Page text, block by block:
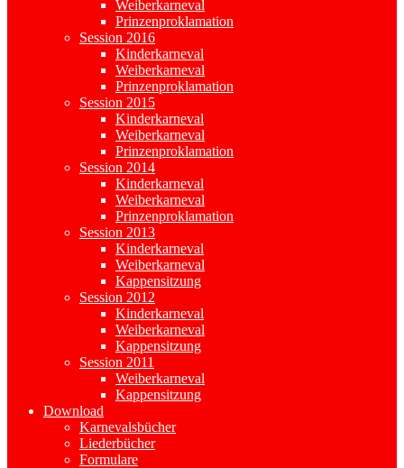
Weiberkarneval
Prinzenproklamation
Session 2016
Kinderkarneval
Weiberkarneval
Prinzenproklamation
Session 2015
Kinderkarneval
Weiberkarneval
Prinzenproklamation
Session 2014
Kinderkarneval
Weiberkarneval
Prinzenproklamation
Session 2013
Kinderkarneval
Weiberkarneval
Kappensitzung
Session 2012
Kinderkarneval
Weiberkarneval
Kappensitzung
Session 2011
Weiberkarneval
Kappensitzung
Download
Karnevalsbücher
Liederbücher
Formulare